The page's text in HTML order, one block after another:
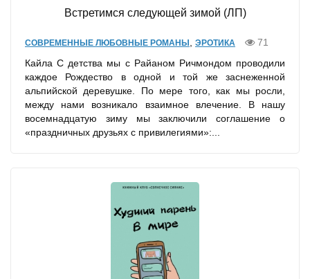
Встретимся следующей зимой (ЛП)
СОВРЕМЕННЫЕ ЛЮБОВНЫЕ РОМАНЫ ЭРОТИКА
71
Кайла С детства мы с Райаном Ричмондом проводили
каждое Рождество в одной и той же заснеженной
альпийской деревушке. По мере того, как мы росли,
между нами возникало взаимное влечение. В нашу
восемнадцатую зиму мы заключили соглашение о
«праздничных друзьях с привилегиями»:...